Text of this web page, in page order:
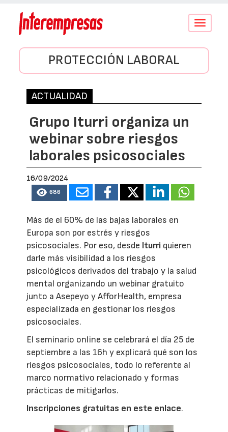
Conmutar
PROTECCIÓN LABORAL
ACTUALIDAD
Grupo Iturri organiza un
webinar sobre riesgos
laborales psicosociales
16/09/2024
686
Más de el 60% de las bajas laborales en
Europa son por estrés y riesgos
psicosociales. Por eso, desde Iturri quieren
darle más visibilidad a los riesgos
psicológicos derivados del trabajo y la salud
mental organizando un webinar gratuito
junto a Asepeyo y AfforHealth, empresa
especializada en gestionar los riesgos
psicosociales.
El seminario online se celebrará el día 25 de
septiembre a las 16h y explicará qué son los
riesgos psicosociales, todo lo referente al
marco normativo relacionado y formas
prácticas de mitigarlos.
Inscripciones gratuitas en este enlace.